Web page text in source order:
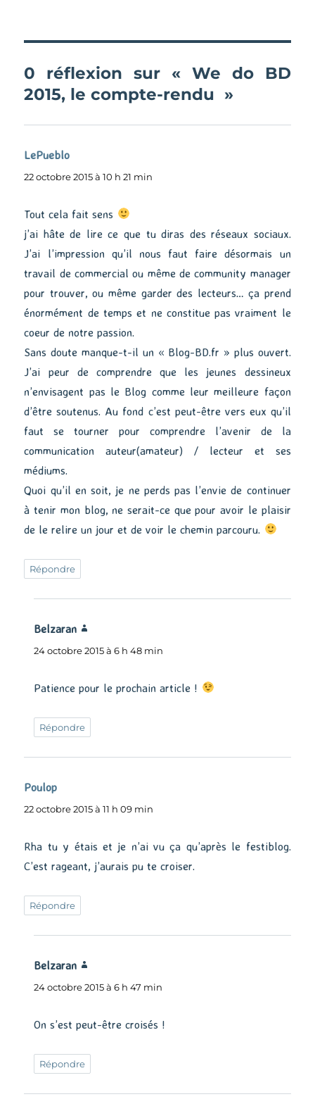
0 réflexion sur « We do BD
2015, le compte-rendu »
LePueblo
22 octobre 2015 à 10 h 21 min
Tout cela fait sens
j’ai hâte de lire ce que tu diras des réseaux sociaux.
J’ai l’impression qu’il nous faut faire désormais un
travail de commercial ou même de community manager
pour trouver, ou même garder des lecteurs… ça prend
énormément de temps et ne constitue pas vraiment le
coeur de notre passion.
Sans doute manque-t-il un « Blog-BD.fr » plus ouvert.
J’ai peur de comprendre que les jeunes dessineux
n’envisagent pas le Blog comme leur meilleure façon
d’être soutenus. Au fond c’est peut-être vers eux qu’il
faut se tourner pour comprendre l’avenir de la
communication auteur(amateur) / lecteur et ses
médiums.
Quoi qu’il en soit, je ne perds pas l’envie de continuer
à tenir mon blog, ne serait-ce que pour avoir le plaisir
de le relire un jour et de voir le chemin parcouru.
Répondre
Belzaran
24 octobre 2015 à 6 h 48 min
Patience pour le prochain article !
Répondre
Poulop
22 octobre 2015 à 11 h 09 min
Rha tu y étais et je n’ai vu ça qu’après le festiblog.
C’est rageant, j’aurais pu te croiser.
Répondre
Belzaran
24 octobre 2015 à 6 h 47 min
On s’est peut-être croisés !
Répondre